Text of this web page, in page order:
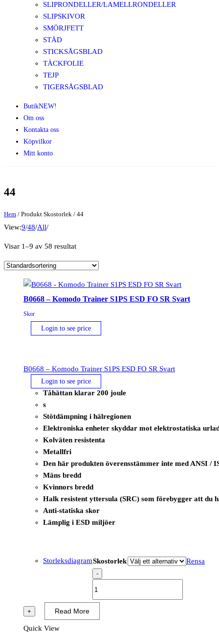
SLIPRONDELLER/LAMELLRONDELLER
SLIPSKIVOR
SMÖRJFETT
STÄD
STICKSÅGSBLAD
TÄCKFOLIE
TEJP
TIGERSÅGSBLAD
ButikNEW!
Om oss
Kontakta oss
Köpvilkor
Mitt konto
44
Hem / Produkt Skostorlek / 44
View:9/48/All/
Visar 1–9 av 58 resultat
B0668 – Komodo Trainer S1PS ESD FO SR Svart
Skor
Login to see price
B0668 – Komodo Trainer S1PS ESD FO SR Svart
Login to see price
Tåhättan klarar 200 joule
s
Stötdämpning i hälregionen
Elektroniska enheter skyddar mot elektrostatiska
Kolväten resistenta
Metallfri
Den här produkten överensstämmer inte med ANSI /
Mäns bredd
Kvinnors bredd
Halk resistent yttersula (SRC) som förebygger att du
Anti-statiska skor
Lämplig i ESD miljöer
StorleksdiagramSkostorlek Rensa
-
Trainer
+ Read More
Quick View